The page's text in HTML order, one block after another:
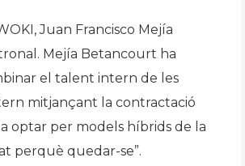
Juan Francisco Mejía
Mejía Betancourt ha
el talent intern de les
mitjançant la contractació
optar per models híbrids de la
perquè quedar-se”.